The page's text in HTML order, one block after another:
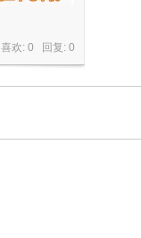
喜欢: 0 回复: 0